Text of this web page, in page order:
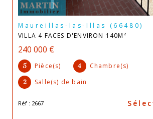
Maureillas-las-Illas (66480)
VILLA 4 FACES D'ENVIRON 140M²
240 000 €
5 Pièce(s) 4 Chambre(s)
2 Salle(s) de bain
Réf : 2667